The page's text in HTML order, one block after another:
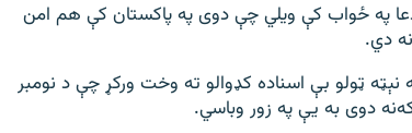
په ځواب کې ویلي چې دوی په پاکستان کې هم امن
دي.
ټولو بې اسناده کډوالو ته وخت ورکړ چې د نومبر
دوی به یې په زور وباسي.